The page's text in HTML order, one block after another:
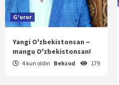
G'urur
Yangi O'zbekistonsan –
mangu O'zbekistonsan!
4 kun oldin Behzod 179